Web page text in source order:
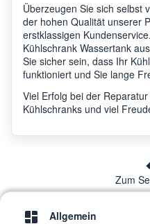
Überzeugen Sie sich selbst
der hohen Qualität unserer
erstklassigen
Kühlschrank Wassertank
Sie sicher sein, dass Ihr
funktioniert und Sie lange
Viel Erfolg bei der
Kühlschranks und viel
Zum
Allgemein